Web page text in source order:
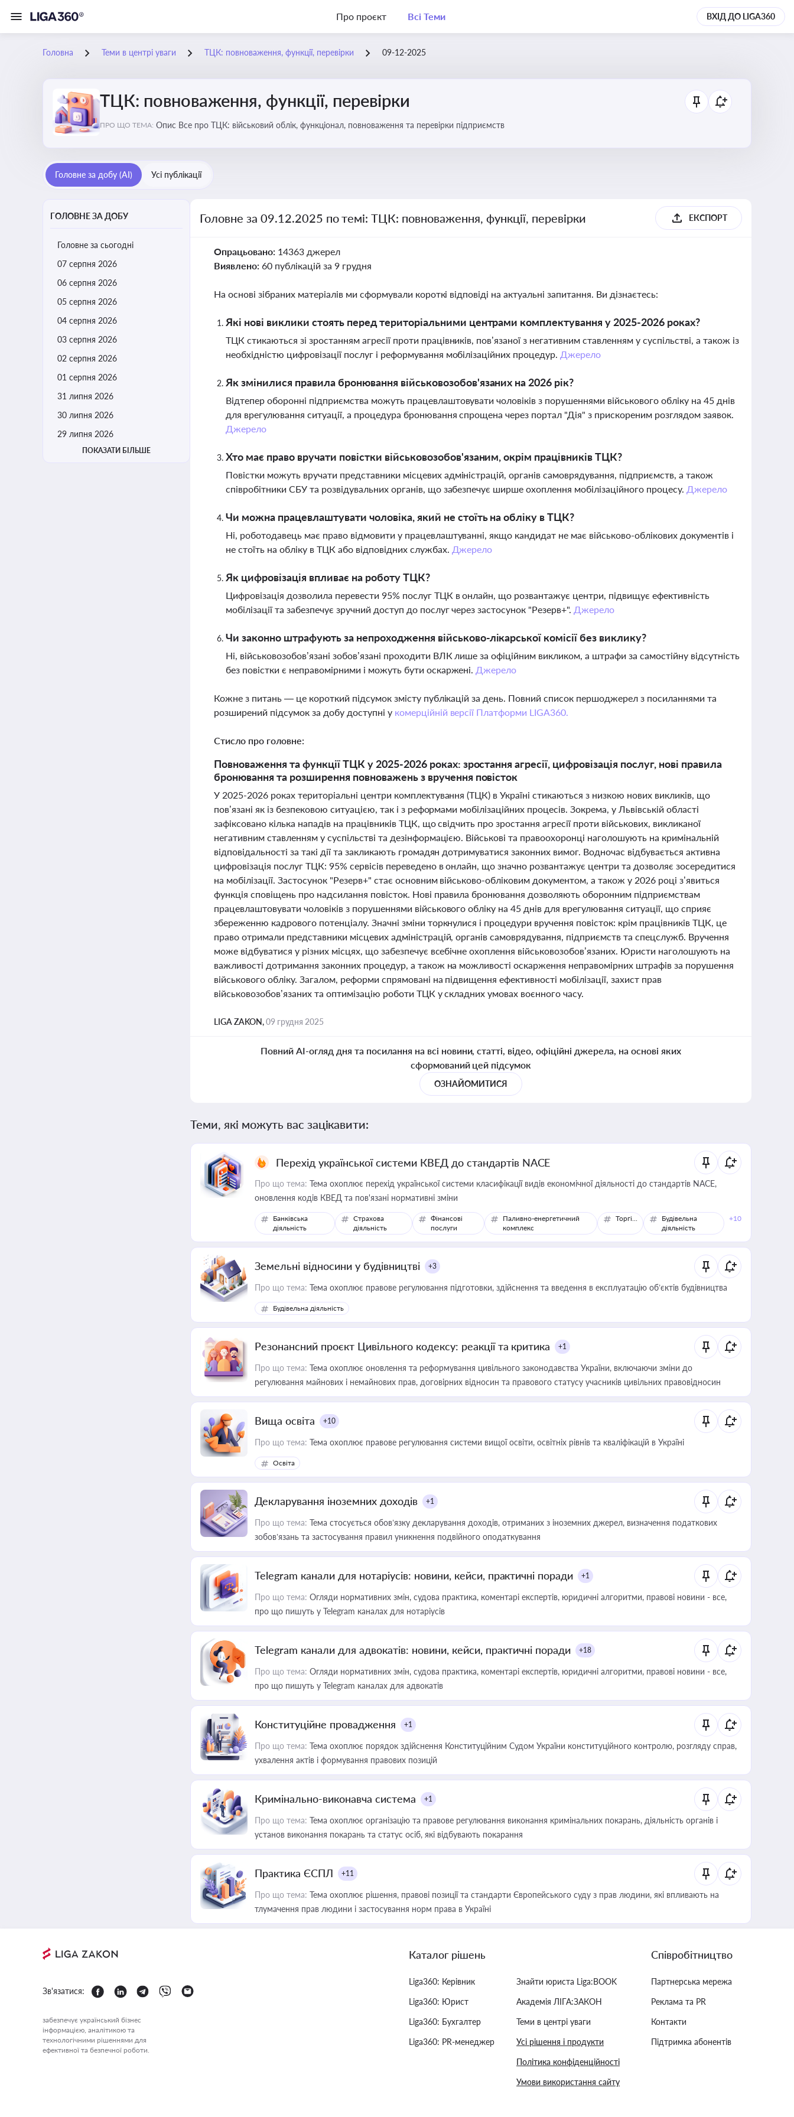
Про проєкт Всі Теми ВХІД ДО LIGA360
Головна Теми в центрі уваги ТЦК: повноваження, функції, перевірки 09-12-2025
ТЦК: повноваження, функції, перевірки
ПРО ЩО ТЕМА: Опис Все про ТЦК: військовий облік, функціонал, повноваження та перевірки підприємств
Головне за добу (AI) Усі публікації
ГОЛОВНЕ ЗА ДОБУ
Головне за сьогодні
07 серпня 2026
06 серпня 2026
05 серпня 2026
04 серпня 2026
03 серпня 2026
02 серпня 2026
01 серпня 2026
31 липня 2026
30 липня 2026
29 липня 2026
ПОКАЗАТИ БІЛЬШЕ
Головне за 09.12.2025 по темі: ТЦК: повноваження, функції, перевірки ЕКСПОРТ
Опрацьовано: 14363 джерел
Виявлено: 60 публікацій за 9 грудня
На основі зібраних матеріалів ми сформували короткі відповіді на актуальні запитання. Ви дізнаєтесь:
Які нові виклики стоять перед територіальними центрами комплектування у 2025-2026 роках?
ТЦК стикаються зі зростанням агресії проти працівників, пов’язаної з негативним ставленням у суспільстві, а також із
необхідністю цифровізації послуг і реформування мобілізаційних процедур. Джерело
Як змінилися правила бронювання військовозобов'язаних на 2026 рік?
Відтепер оборонні підприємства можуть працевлаштовувати чоловіків з порушеннями військового обліку на 45 днів
для врегулювання ситуації, а процедура бронювання спрощена через портал "Дія" з прискореним розглядом заявок.
Джерело
Хто має право вручати повістки військовозобов'язаним, окрім працівників ТЦК?
Повістки можуть вручати представники місцевих адміністрацій, органів самоврядування, підприємств, а також
співробітники СБУ та розвідувальних органів, що забезпечує ширше охоплення мобілізаційного процесу. Джерело
Чи можна працевлаштувати чоловіка, який не стоїть на обліку в ТЦК?
Ні, роботодавець має право відмовити у працевлаштуванні, якщо кандидат не має військово-облікових документів і
не стоїть на обліку в ТЦК або відповідних службах. Джерело
Як цифровізація впливає на роботу ТЦК?
Цифровізація дозволила перевести 95% послуг ТЦК в онлайн, що розвантажує центри, підвищує ефективність
мобілізації та забезпечує зручний доступ до послуг через застосунок "Резерв+". Джерело
Чи законно штрафують за непроходження військово-лікарської комісії без виклику?
Ні, військовозобов’язані зобов’язані проходити ВЛК лише за офіційним викликом, а штрафи за самостійну відсутність
без повістки є неправомірними і можуть бути оскаржені. Джерело
Кожне з питань — це короткий підсумок змісту публікацій за день. Повний список першоджерел з посиланнями та
розширений підсумок за добу доступні у комерційній версії Платформи LIGA360.
Стисло про головне:
Повноваження та функції ТЦК у 2025-2026 роках: зростання агресії, цифровізація послуг, нові правила
бронювання та розширення повноважень з вручення повісток
У 2025-2026 роках територіальні центри комплектування (ТЦК) в Україні стикаються з низкою нових викликів, що
пов’язані як із безпековою ситуацією, так і з реформами мобілізаційних процесів. Зокрема, у Львівській області
зафіксовано кілька нападів на працівників ТЦК, що свідчить про зростання агресії проти військових, викликаної
негативним ставленням у суспільстві та дезінформацією. Військові та правоохоронці наголошують на кримінальній
відповідальності за такі дії та закликають громадян дотримуватися законних вимог. Водночас відбувається активна
цифровізація послуг ТЦК: 95% сервісів переведено в онлайн, що значно розвантажує центри та дозволяє зосередитися
на мобілізації. Застосунок "Резерв+" стає основним військово-обліковим документом, а також у 2026 році з’явиться
функція сповіщень про надсилання повісток. Нові правила бронювання дозволяють оборонним підприємствам
працевлаштовувати чоловіків з порушеннями військового обліку на 45 днів для врегулювання ситуації, що сприяє
збереженню кадрового потенціалу. Значні зміни торкнулися і процедури вручення повісток: крім працівників ТЦК, це
право отримали представники місцевих адміністрацій, органів самоврядування, підприємств та спецслужб. Вручення
може відбуватися у різних місцях, що забезпечує всебічне охоплення військовозобов’язаних. Юристи наголошують на
важливості дотримання законних процедур, а також на можливості оскарження неправомірних штрафів за порушення
військового обліку. Загалом, реформи спрямовані на підвищення ефективності мобілізації, захист прав
військовозобов’язаних та оптимізацію роботи ТЦК у складних умовах воєнного часу.
LIGA ZAKON,09 грудня 2025
Повний AI-огляд дня та посилання на всі новини, статті, відео, офіційні джерела, на основі яких
сформований цей підсумок
ОЗНАЙОМИТИСЯ
Теми, які можуть вас зацікавити:
Перехід української системи КВЕД до стандартів NACE
Про що тема: Тема охоплює перехід української системи класифікації видів економічної діяльності до стандартів NACE,
оновлення кодів КВЕД та пов'язані нормативні зміни
Банківська
діяльність
Страхова
діяльність
Фінансові
послуги
Паливно-енергетичний
комплекс
Торгівля
Будівельна
діяльність
+10
Земельні відносини у будівництві +3
Про що тема: Тема охоплює правове регулювання підготовки, здійснення та введення в експлуатацію об’єктів будівництва
Будівельна діяльність
Резонансний проєкт Цивільного кодексу: реакції та критика +1
Про що тема: Тема охоплює оновлення та реформування цивільного законодавства України, включаючи зміни до
регулювання майнових і немайнових прав, договірних відносин та правового статусу учасників цивільних правовідносин
Вища освіта +10
Про що тема: Тема охоплює правове регулювання системи вищої освіти, освітніх рівнів та кваліфікацій в Україні
Освіта
Декларування іноземних доходів +1
Про що тема: Тема стосується обов’язку декларування доходів, отриманих з іноземних джерел, визначення податкових
зобов’язань та застосування правил уникнення подвійного оподаткування
Telegram канали для нотаріусів: новини, кейси, практичні поради +1
Про що тема: Огляди нормативних змін, судова практика, коментарі експертів, юридичні алгоритми, правові новини - все,
про що пишуть у Telegram каналах для нотаріусів
Telegram канали для адвокатів: новини, кейси, практичні поради +18
Про що тема: Огляди нормативних змін, судова практика, коментарі експертів, юридичні алгоритми, правові новини - все,
про що пишуть у Telegram каналах для адвокатів
Конституційне провадження +1
Про що тема: Тема охоплює порядок здійснення Конституційним Судом України конституційного контролю, розгляду справ,
ухвалення актів і формування правових позицій
Кримінально-виконавча система +1
Про що тема: Тема охоплює організацію та правове регулювання виконання кримінальних покарань, діяльність органів і
установ виконання покарань та статус осіб, які відбувають покарання
Практика ЄСПЛ +11
Про що тема: Тема охоплює рішення, правові позиції та стандарти Європейського суду з прав людини, які впливають на
тлумачення прав людини і застосування норм права в Україні
Зв'язатися:
забезпечує український бізнес
інформацією, аналітикою та
технологічними рішеннями для
ефективної та безпечної роботи.
Каталог рішень
Liga360: Керівник
Liga360: Юрист
Liga360: Бухгалтер
Liga360: PR-менеджер
Знайти юриста Liga:BOOK
Академія ЛІГА:ЗАКОН
Теми в центрі уваги
Усі рішення і продукти
Політика конфіденційності
Умови використання сайту
Співробітництво
Партнерська мережа
Реклама та PR
Контакти
Підтримка абонентів